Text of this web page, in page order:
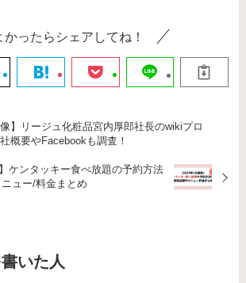
かったらシェアしてね！
像】リージュ化粧品宮内厚郎社長のwikiプロ
概要やFacebookも調査！
ケンタッキー食べ放題の予約方法
ュー/料金まとめ
いた人